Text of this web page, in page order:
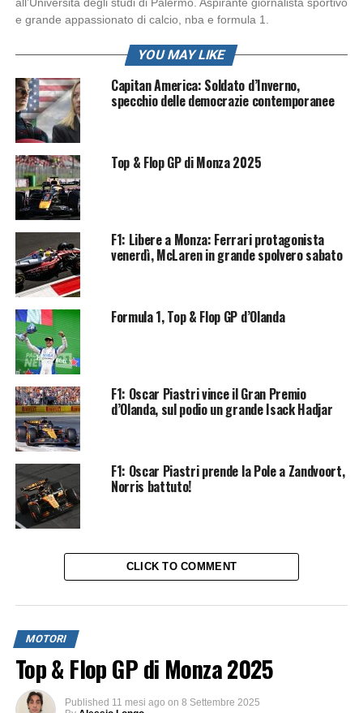
all’Università degli studi di Palermo. Aspirante giornalista sportivo
e grande appassionato di calcio, nba e formula 1.
YOU MAY LIKE
Capitan America: Soldato d’Inverno,
specchio delle democrazie contemporanee
Top & Flop GP di Monza 2025
F1: Libere a Monza: Ferrari protagonista
venerdì, McLaren in grande spolvero sabato
Formula 1, Top & Flop GP d’Olanda
F1: Oscar Piastri vince il Gran Premio
d’Olanda, sul podio un grande Isack Hadjar
F1: Oscar Piastri prende la Pole a Zandvoort,
Norris battuto!
CLICK TO COMMENT
MOTORI
Top & Flop GP di Monza 2025
Published 11 mesi ago on 8 Settembre 2025